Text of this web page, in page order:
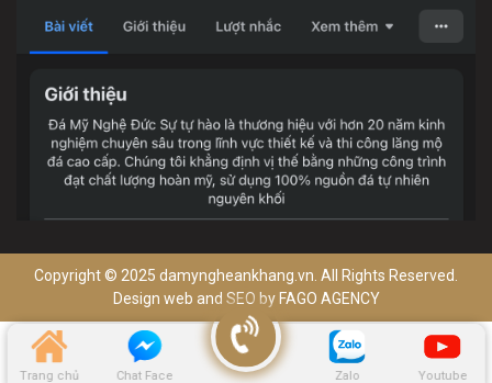
Trang chủ Chat Face Zalo Youtube
Copyright © 2025 damyngheankhang.vn. All Rights Reserved.
Design web and SEO by FAGO AGENCY